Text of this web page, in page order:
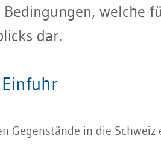
welche
dar.
Gegenstände in die